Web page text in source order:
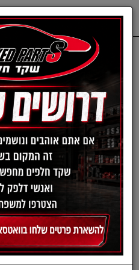
ציוד, אביזרים ומוצרים לרכב
מעמדים
מגוון רחב של מעמדים לטלפון הנייד
למצוא.
סינון ומיון ›